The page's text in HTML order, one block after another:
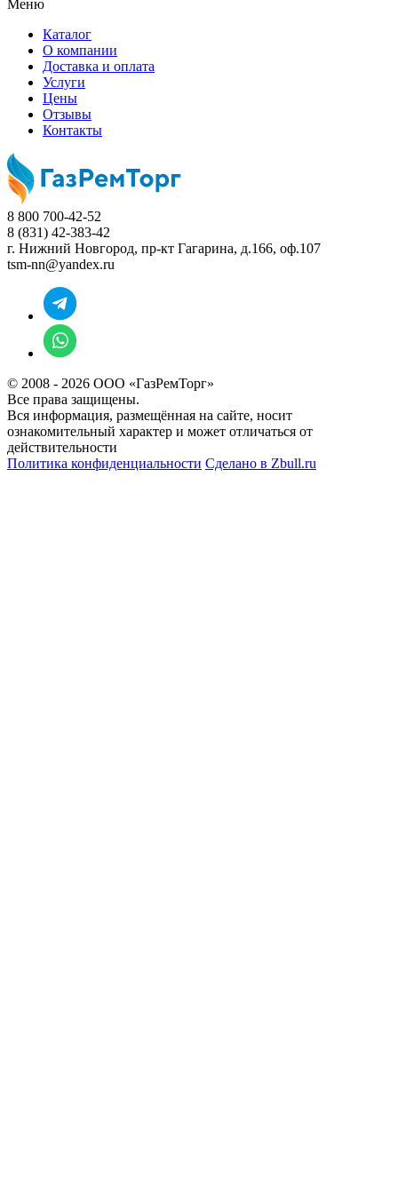
Меню
Каталог
О компании
Доставка и оплата
Услуги
Цены
Отзывы
Контакты
8 800 700-42-52
8 (831) 42-383-42
г. Нижний Новгород, пр-кт Гагарина, д.166, оф.107
tsm-nn@yandex.ru
© 2008 - 2026 ООО «ГазРемТорг»
Все права защищены.
Вся информация, размещённая на сайте, носит
ознакомительный характер и может отличаться от
действительности
Политика конфиденциальности Сделано в Zbull.ru